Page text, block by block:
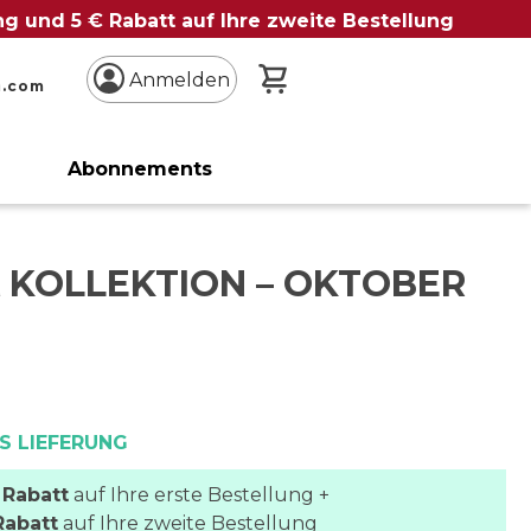
und 5 € Rabatt auf Ihre zweite Bestellung
Anmelden
Abonnements
– OKTOBER
LIEFERUNG
auf Ihre erste Bestellung +
auf Ihre zweite Bestellung